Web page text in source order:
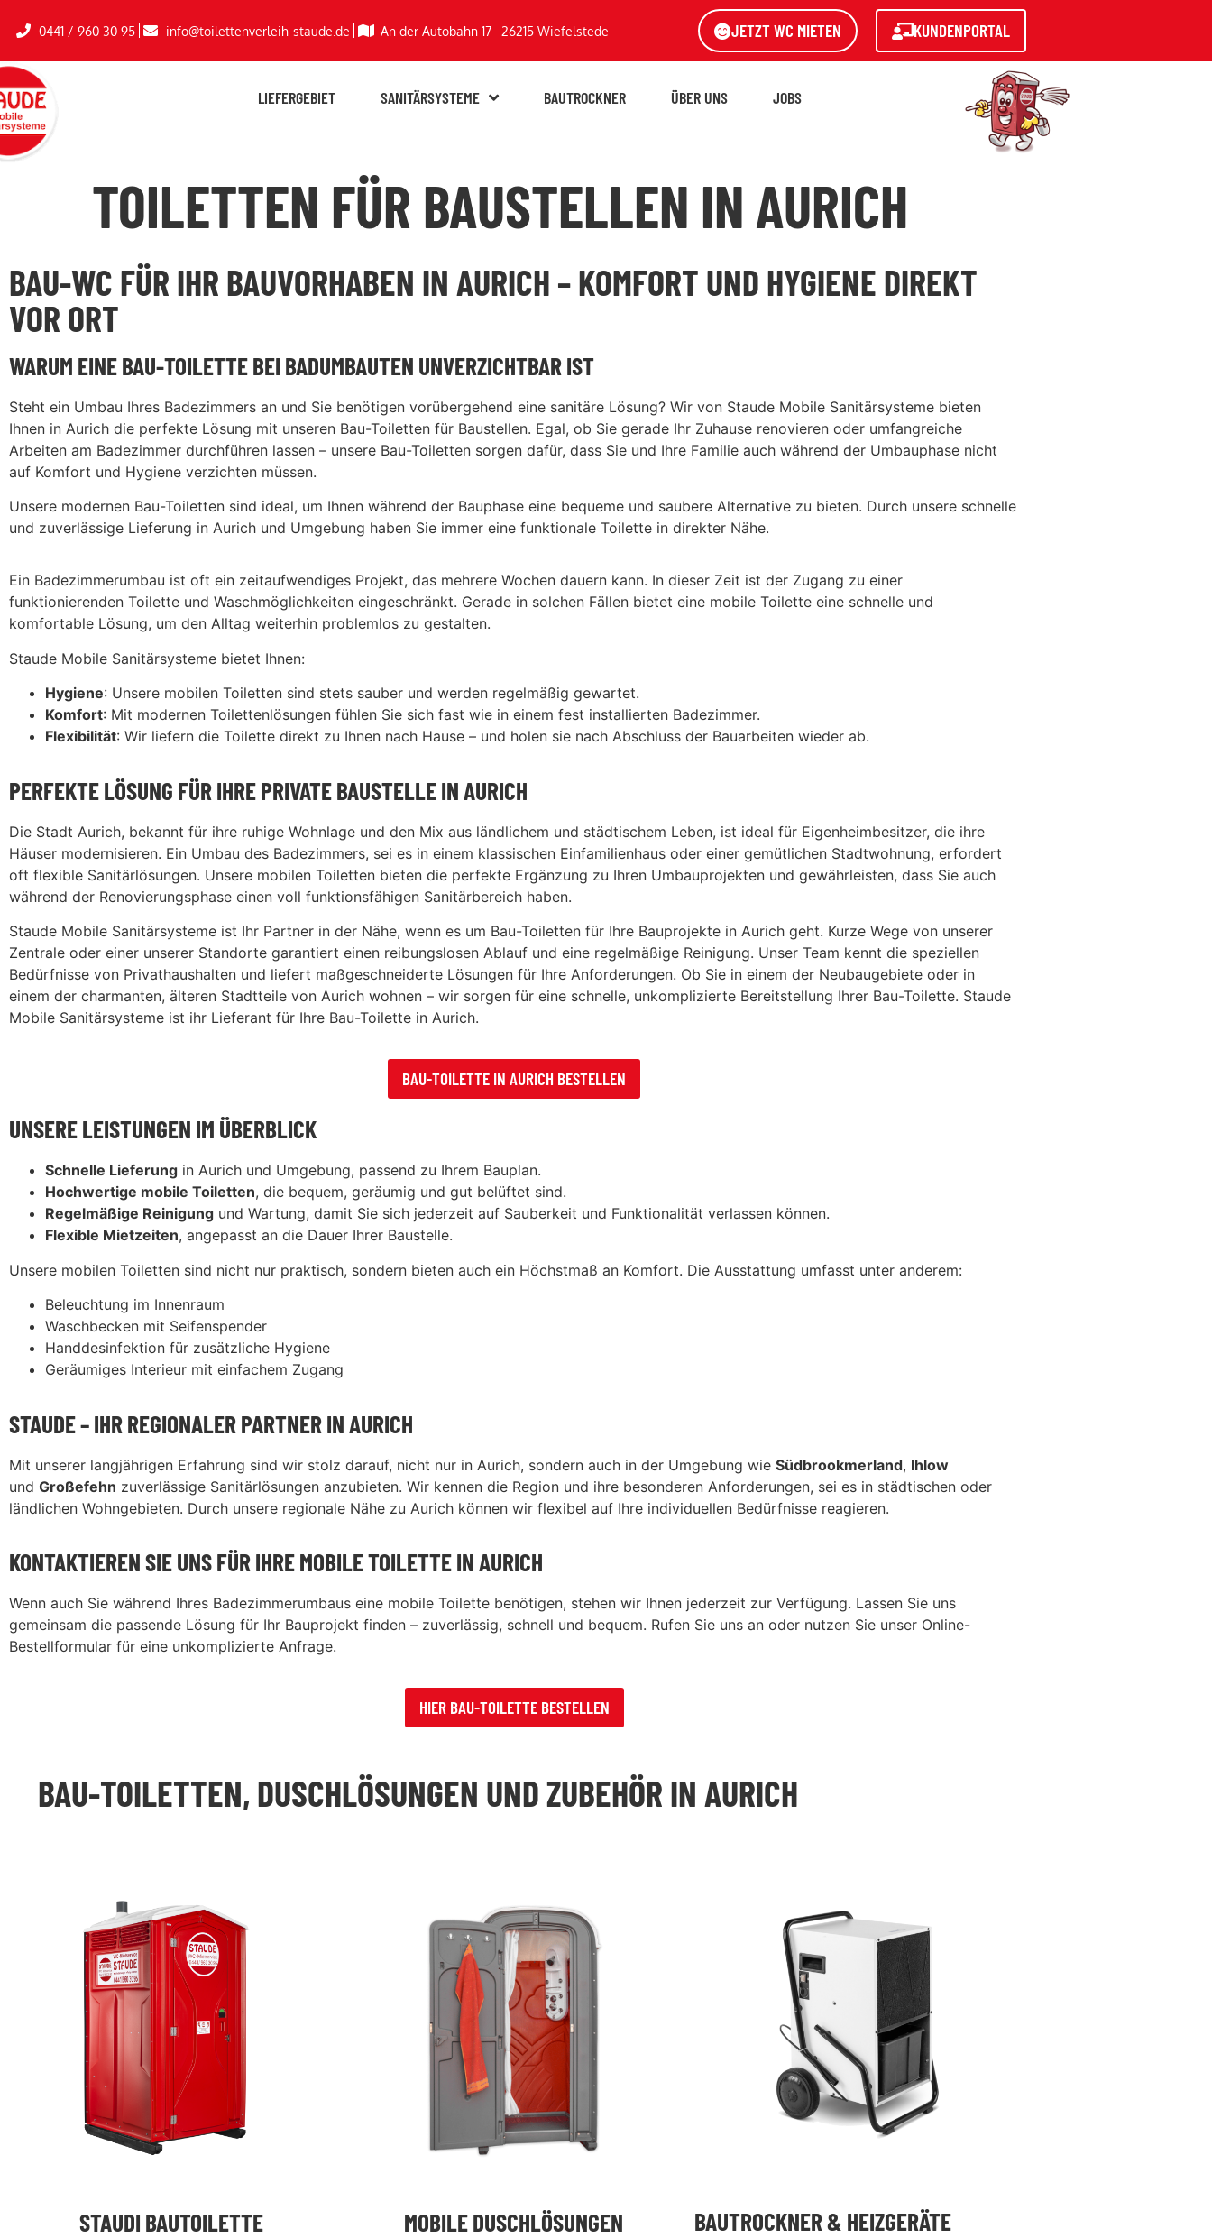
0441 / 960 30 95 info@toilettenverleih-staude.de An der Autobahn 17 · 26215 Wiefelstede JETZT WC MIETEN KUNDENPORTAL
LIEFERGEBIET SANITÄRSYSTEME BAUTROCKNER ÜBER UNS JOBS
TOILETTEN FÜR BAUSTELLEN IN AURICH
BAU-WC FÜR IHR BAUVORHABEN IN AURICH – KOMFORT UND HYGIENE DIREKT
VOR ORT
WARUM EINE BAU-TOILETTE BEI BADUMBAUTEN UNVERZICHTBAR IST
Steht ein Umbau Ihres Badezimmers an und Sie benötigen vorübergehend eine sanitäre Lösung? Wir von Staude Mobile Sanitärsysteme bieten
Ihnen in Aurich die perfekte Lösung mit unseren Bau-Toiletten für Baustellen. Egal, ob Sie gerade Ihr Zuhause renovieren oder umfangreiche
Arbeiten am Badezimmer durchführen lassen – unsere Bau-Toiletten sorgen dafür, dass Sie und Ihre Familie auch während der Umbauphase nicht
auf Komfort und Hygiene verzichten müssen.
Unsere modernen Bau-Toiletten sind ideal, um Ihnen während der Bauphase eine bequeme und saubere Alternative zu bieten. Durch unsere schnelle
und zuverlässige Lieferung in Aurich und Umgebung haben Sie immer eine funktionale Toilette in direkter Nähe.
Ein Badezimmerumbau ist oft ein zeitaufwendiges Projekt, das mehrere Wochen dauern kann. In dieser Zeit ist der Zugang zu einer
funktionierenden Toilette und Waschmöglichkeiten eingeschränkt. Gerade in solchen Fällen bietet eine mobile Toilette eine schnelle und
komfortable Lösung, um den Alltag weiterhin problemlos zu gestalten.
Staude Mobile Sanitärsysteme bietet Ihnen:
Hygiene: Unsere mobilen Toiletten sind stets sauber und werden regelmäßig gewartet.
Komfort: Mit modernen Toilettenlösungen fühlen Sie sich fast wie in einem fest installierten Badezimmer.
Flexibilität: Wir liefern die Toilette direkt zu Ihnen nach Hause – und holen sie nach Abschluss der Bauarbeiten wieder ab.
PERFEKTE LÖSUNG FÜR IHRE PRIVATE BAUSTELLE IN AURICH
Die Stadt Aurich, bekannt für ihre ruhige Wohnlage und den Mix aus ländlichem und städtischem Leben, ist ideal für Eigenheimbesitzer, die ihre
Häuser modernisieren. Ein Umbau des Badezimmers, sei es in einem klassischen Einfamilienhaus oder einer gemütlichen Stadtwohnung, erfordert
oft flexible Sanitärlösungen. Unsere mobilen Toiletten bieten die perfekte Ergänzung zu Ihren Umbauprojekten und gewährleisten, dass Sie auch
während der Renovierungsphase einen voll funktionsfähigen Sanitärbereich haben.
Staude Mobile Sanitärsysteme ist Ihr Partner in der Nähe, wenn es um Bau-Toiletten für Ihre Bauprojekte in Aurich geht. Kurze Wege von unserer
Zentrale oder einer unserer Standorte garantiert einen reibungslosen Ablauf und eine regelmäßige Reinigung. Unser Team kennt die speziellen
Bedürfnisse von Privathaushalten und liefert maßgeschneiderte Lösungen für Ihre Anforderungen. Ob Sie in einem der Neubaugebiete oder in
einem der charmanten, älteren Stadtteile von Aurich wohnen – wir sorgen für eine schnelle, unkomplizierte Bereitstellung Ihrer Bau-Toilette. Staude
Mobile Sanitärsysteme ist ihr Lieferant für Ihre Bau-Toilette in Aurich.
BAU-TOILETTE IN AURICH BESTELLEN
UNSERE LEISTUNGEN IM ÜBERBLICK
Schnelle Lieferung in Aurich und Umgebung, passend zu Ihrem Bauplan.
Hochwertige mobile Toiletten, die bequem, geräumig und gut belüftet sind.
Regelmäßige Reinigung und Wartung, damit Sie sich jederzeit auf Sauberkeit und Funktionalität verlassen können.
Flexible Mietzeiten, angepasst an die Dauer Ihrer Baustelle.
Unsere mobilen Toiletten sind nicht nur praktisch, sondern bieten auch ein Höchstmaß an Komfort. Die Ausstattung umfasst unter anderem:
Beleuchtung im Innenraum
Waschbecken mit Seifenspender
Handdesinfektion für zusätzliche Hygiene
Geräumiges Interieur mit einfachem Zugang
STAUDE – IHR REGIONALER PARTNER IN AURICH
Mit unserer langjährigen Erfahrung sind wir stolz darauf, nicht nur in Aurich, sondern auch in der Umgebung wie Südbrookmerland, Ihlow
und Großefehn zuverlässige Sanitärlösungen anzubieten. Wir kennen die Region und ihre besonderen Anforderungen, sei es in städtischen oder
ländlichen Wohngebieten. Durch unsere regionale Nähe zu Aurich können wir flexibel auf Ihre individuellen Bedürfnisse reagieren.
KONTAKTIEREN SIE UNS FÜR IHRE MOBILE TOILETTE IN AURICH
Wenn auch Sie während Ihres Badezimmerumbaus eine mobile Toilette benötigen, stehen wir Ihnen jederzeit zur Verfügung. Lassen Sie uns
gemeinsam die passende Lösung für Ihr Bauprojekt finden – zuverlässig, schnell und bequem. Rufen Sie uns an oder nutzen Sie unser Online-
Bestellformular für eine unkomplizierte Anfrage.
HIER BAU-TOILETTE BESTELLEN
BAU-TOILETTEN, DUSCHLÖSUNGEN UND ZUBEHÖR IN AURICH
STAUDI BAUTOILETTE MOBILE DUSCHLÖSUNGEN BAUTROCKNER & HEIZGERÄTE